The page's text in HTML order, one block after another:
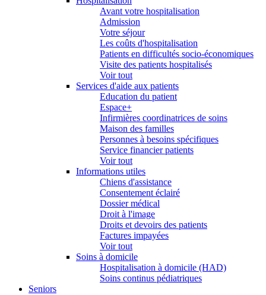
Avant votre hospitalisation
Admission
Votre séjour
Les coûts d'hospitalisation
Patients en difficultés socio-économiques
Visite des patients hospitalisés
Voir tout
Services d'aide aux patients
Education du patient
Espace+
Infirmières coordinatrices de soins
Maison des familles
Personnes à besoins spécifiques
Service financier patients
Voir tout
Informations utiles
Chiens d'assistance
Consentement éclairé
Dossier médical
Droit à l'image
Droits et devoirs des patients
Factures impayées
Voir tout
Soins à domicile
Hospitalisation à domicile (HAD)
Soins continus pédiatriques
Seniors